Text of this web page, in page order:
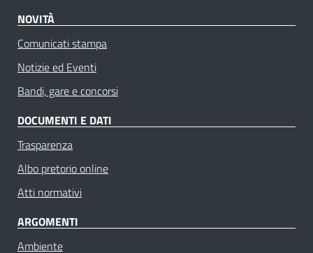
NOVITÀ
Comunicati stampa
Notizie ed Eventi
Bandi, gare e concorsi
DOCUMENTI E DATI
Trasparenza
Albo pretorio online
Atti normativi
ARGOMENTI
Ambiente